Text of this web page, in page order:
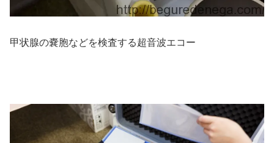
甲状腺の嚢胞などを検査する超音波エコー